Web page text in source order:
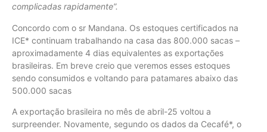
complicadas rapidamente”.
Concordo com o sr Mandana. Os estoques certificados na
ICE* continuam trabalhando na casa das 800.000 sacas –
aproximadamente 4 dias equivalentes as exportações
brasileiras. Em breve creio que veremos esses estoques
sendo consumidos e voltando para patamares abaixo das
500.000 sacas
A exportação brasileira no mês de abril-25 voltou a
surpreender. Novamente, segundo os dados da Cecafé*, o